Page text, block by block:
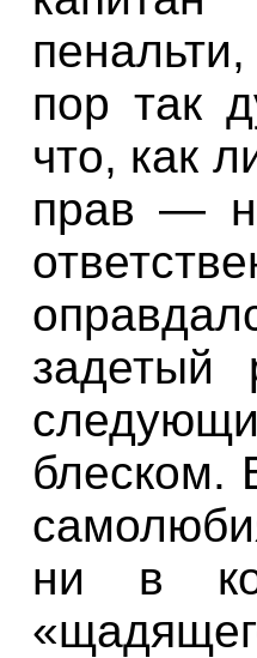
пор так
что, как
прав —
задетый
блеском.
ни в